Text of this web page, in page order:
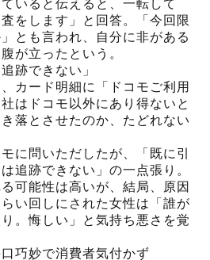
いると伝えると、一転して
をします」と回答。「今回限
とも言われ、自分に非がある
が立ったという。
跡できない」
カード明細に「ドコモご利用
はドコモ以外にあり得ないと
落とさせたのか、たどれない
に問いただしたが、「既に引
追跡できない」の一点張り。
可能性は高いが、結局、原因
い回しにされた女性は「誰が
。悔しい」と気持ち悪さを覚
巧妙で消費者気付かず